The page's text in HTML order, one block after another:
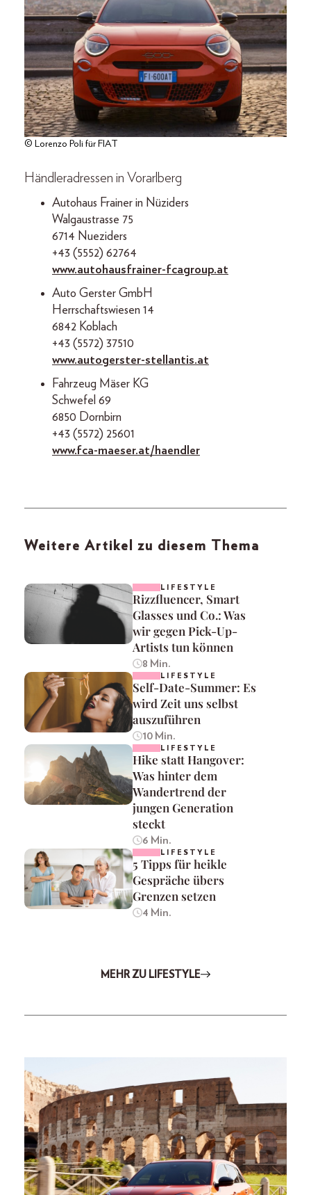
© Lorenzo Poli für FIAT
Händleradressen in Vorarlberg
Autohaus Frainer in Nüziders
Walgaustrasse 75
6714 Nueziders
+43 (5552) 62764
www.autohausfrainer-fcagroup.at
Auto Gerster GmbH
Herrschaftswiesen 14
6842 Koblach
+43 (5572) 37510
www.autogerster-stellantis.at
Fahrzeug Mäser KG
Schwefel 69
6850 Dornbirn
+43 (5572) 25601
www.fca-maeser.at/haendler
Weitere Artikel zu diesem Thema
LIFESTYLE
Rizzfluencer, Smart
Glasses und Co.: Was
wir gegen Pick-Up-
Artists tun können
8 Min.
LIFESTYLE
Self-Date-Summer: Es
wird Zeit uns selbst
auszuführen
10 Min.
LIFESTYLE
Hike statt Hangover:
Was hinter dem
Wandertrend der
jungen Generation
steckt
6 Min.
LIFESTYLE
5 Tipps für heikle
Gespräche übers
Grenzen setzen
4 Min.
MEHR ZU LIFESTYLE